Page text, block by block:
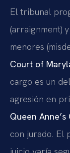
El tribunal
(arraignment)
menores
Court of
cargo es un
agresión en
Queen
con jurado. El